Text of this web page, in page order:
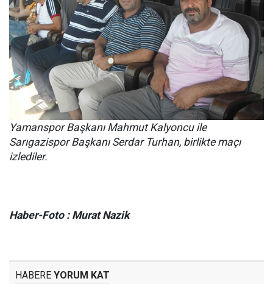
Yamanspor Başkanı Mahmut Kalyoncu ile
Sarıgazispor Başkanı Serdar Turhan, birlikte maçı
izlediler.
Haber-Foto : Murat Nazik
HABERE YORUM KAT